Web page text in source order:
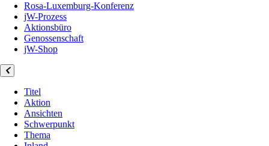
Rosa-Luxemburg-Konferenz
jW-Prozess
Aktionsbüro
Genossenschaft
jW-Shop
Titel
Aktion
Ansichten
Schwerpunkt
Thema